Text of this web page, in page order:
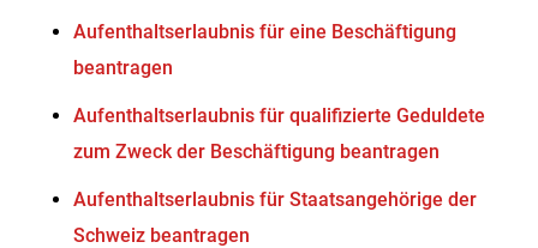
Aufenthaltserlaubnis für eine Beschäftigung
beantragen
Aufenthaltserlaubnis für qualifizierte Geduldete
zum Zweck der Beschäftigung beantragen
Aufenthaltserlaubnis für Staatsangehörige der
Schweiz beantragen